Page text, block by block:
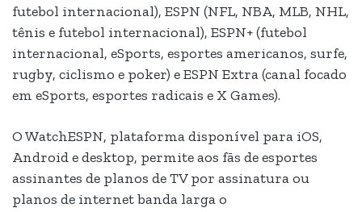
futebol internacional), ESPN (NFL, NBA, MLB, NHL,
tênis e futebol internacional), ESPN+ (futebol
internacional, eSports, esportes americanos, surfe,
rugby, ciclismo e poker) e ESPN Extra (canal focado
em eSports, esportes radicais e X Games).
O WatchESPN, plataforma disponível para iOS,
Android e desktop, permite aos fãs de esportes
assinantes de planos de TV por assinatura ou
planos de internet banda larga o